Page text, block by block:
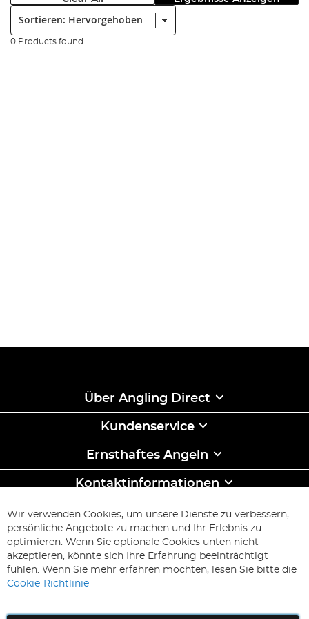
0 Products found
Über Angling Direct
Kundenservice
Ernsthaftes Angeln
Kontaktinformationen
ABONNIEREN & SPAREN
Melden
Sie
unseren
Newsletter
Abonnieren
Wir verwenden Cookies, um unsere Dienste zu verbessern,
persönliche Angebote zu machen und Ihr Erlebnis zu
optimieren. Wenn Sie optionale Cookies unten nicht
akzeptieren, könnte sich Ihre Erfahrung beeinträchtigt
fühlen. Wenn Sie mehr erfahren möchten, lesen Sie bitte die
Cookie-Richtlinie